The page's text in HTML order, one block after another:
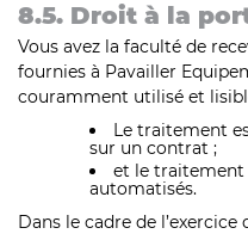
8.5. Droit à la
Vous avez la faculté de
fournies à Pavailler
couramment utilisé et
Le traitement
sur un contrat ;
et le traitement
automatisés.
Dans le cadre de